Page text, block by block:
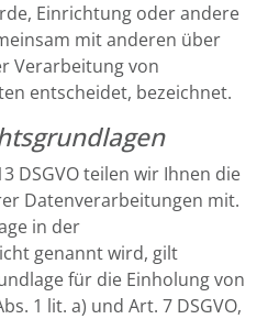
Einrichtung oder andere
mit anderen über
Verarbeitung von
entscheidet, bezeichnet.
DSGVO teilen wir Ihnen die
Datenverarbeitungen mit.
in der
genannt wird, gilt
für die Einholung von
1 lit. a) und Art. 7 DSGVO,